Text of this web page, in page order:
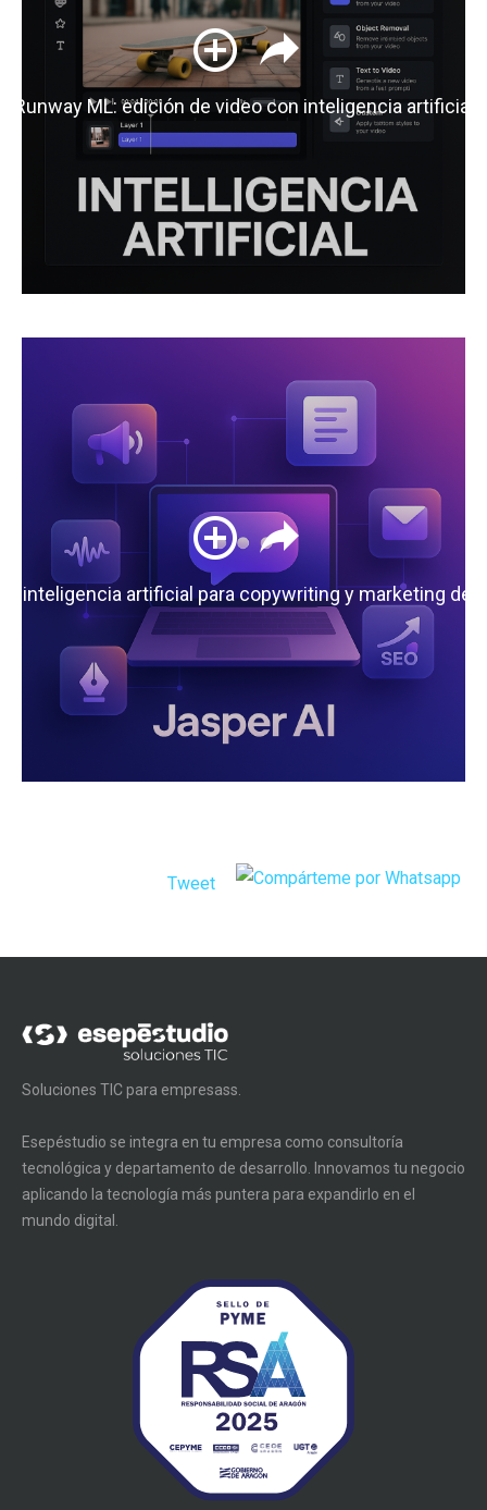
Runway ML: edición de video con inteligencia artificial
la inteligencia artificial para copywriting y marketing de
Tweet
Soluciones TIC para empresass.
Esepéstudio se integra en tu empresa como consultoría
tecnológica y departamento de desarrollo. Innovamos tu negocio
aplicando la tecnología más puntera para expandirlo en el
mundo digital.